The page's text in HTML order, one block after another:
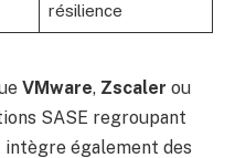
résilience
VMware, Zscaler ou
SASE regroupant
intègre également des